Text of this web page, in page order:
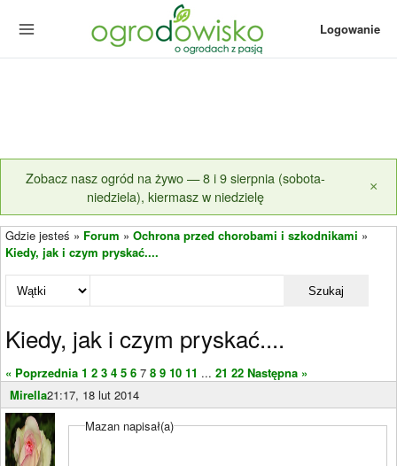
Logowanie
Zobacz nasz ogród na żywo — 8 i 9 sierpnia (sobota-
niedziela), kiermasz w niedzielę
×
Gdzie jesteś » Forum » Ochrona przed chorobami i szkodnikami »
Kiedy, jak i czym pryskać....
Szukaj
Kiedy, jak i czym pryskać....
« Poprzednia 1 2 3 4 5 6 7 8 9 10 11 ... 21 22 Następna »
Mirella21:17, 18 lut 2014
Mazan napisał(a)